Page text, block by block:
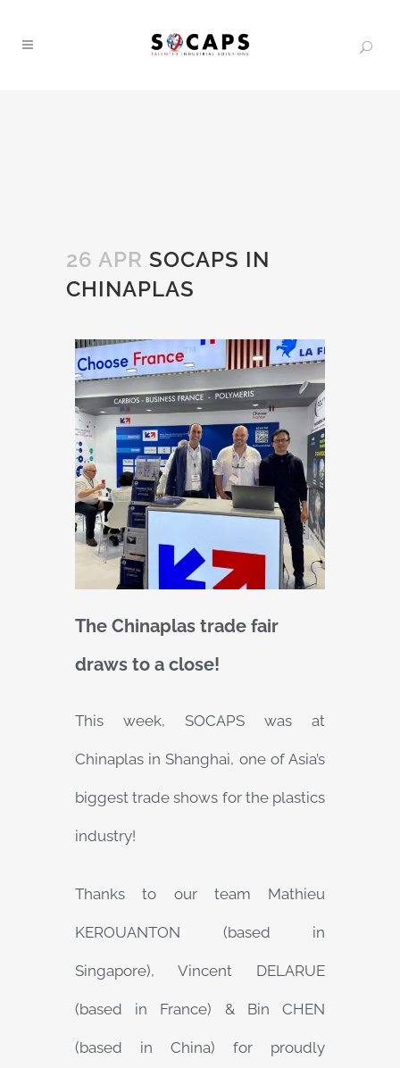
26 APR SOCAPS IN
CHINAPLAS
The Chinaplas trade fair
draws to a close!
This week, SOCAPS was at
Chinaplas in Shanghai, one of Asia’s
biggest trade shows for the plastics
industry!
Thanks to our team Mathieu
KEROUANTON (based in
Singapore), Vincent DELARUE
(based in France) & Bin CHEN
(based in China) for proudly